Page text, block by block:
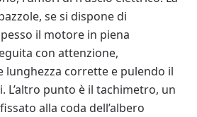
se si dispone di
il motore in piena
con attenzione,
lunghezza corrette e pulendo il
L’altro punto è il tachimetro, un
alla coda dell’albero